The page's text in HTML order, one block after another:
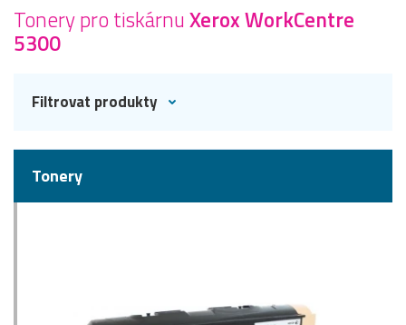
Tonery pro tiskárnuXerox WorkCentre
5300
Filtrovat produkty
Tonery